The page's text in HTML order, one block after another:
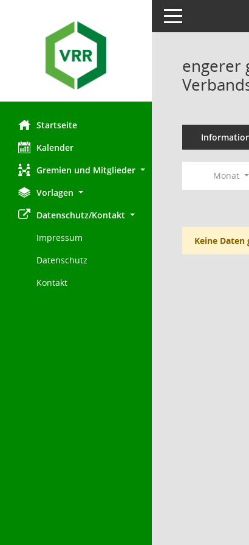
Startseite
Kalender
Gremien und Mitglieder
Vorlagen
Datenschutz/Kontakt
Impressum
Datenschutz
Kontakt
Toggle navigation
engerer
Monat
Keine Daten